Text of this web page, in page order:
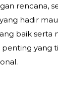
hadir
baik serta
yang